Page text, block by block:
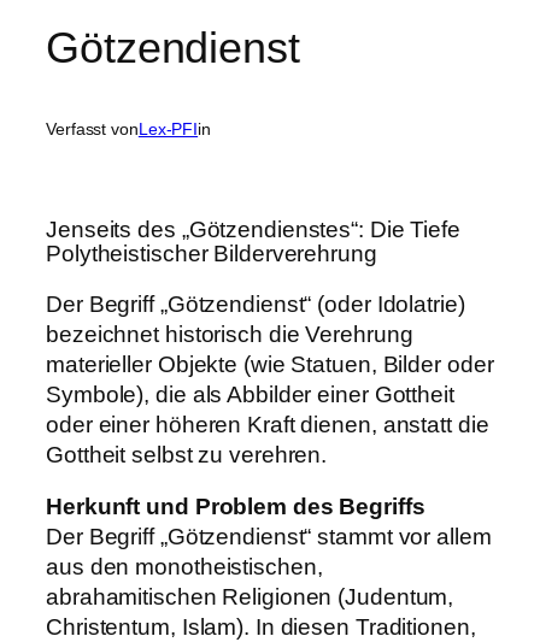
Götzendienst
Verfasst vonLex-PFIin
Jenseits des „Götzendienstes“: Die Tiefe
Polytheistischer Bilderverehrung
Der Begriff „Götzendienst“ (oder Idolatrie)
bezeichnet historisch die Verehrung
materieller Objekte (wie Statuen, Bilder oder
Symbole), die als Abbilder einer Gottheit
oder einer höheren Kraft dienen, anstatt die
Gottheit selbst zu verehren.
Herkunft und Problem des Begriffs
Der Begriff „Götzendienst“ stammt vor allem
aus den monotheistischen,
abrahamitischen Religionen (Judentum,
Christentum, Islam). In diesen Traditionen,